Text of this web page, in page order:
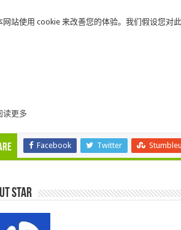
网站使用 cookie 来改善您的体验。我们假设您对
读更多
Facebook Twitter
star